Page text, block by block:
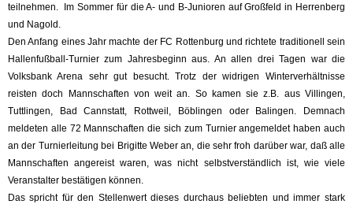
teilnehmen. Im Sommer für die A- und B-Junioren auf Großfeld in Herrenberg
und Nagold.
Den Anfang eines Jahr machte der FC Rottenburg und richtete traditionell sein
Hallenfußball-Turnier zum Jahresbeginn aus. An allen drei Tagen war die
Volksbank Arena sehr gut besucht. Trotz der widrigen Winterverhältnisse
reisten doch Mannschaften von weit an. So kamen sie z.B. aus Villingen,
Tuttlingen, Bad Cannstatt, Rottweil, Böblingen oder Balingen. Demnach
meldeten alle 72 Mannschaften die sich zum Turnier angemeldet haben auch
an der Turnierleitung bei Brigitte Weber an, die sehr froh darüber war, daß alle
Mannschaften angereist waren, was nicht selbstverständlich ist, wie viele
Veranstalter bestätigen können.
Das spricht für den Stellenwert dieses durchaus beliebten und immer stark